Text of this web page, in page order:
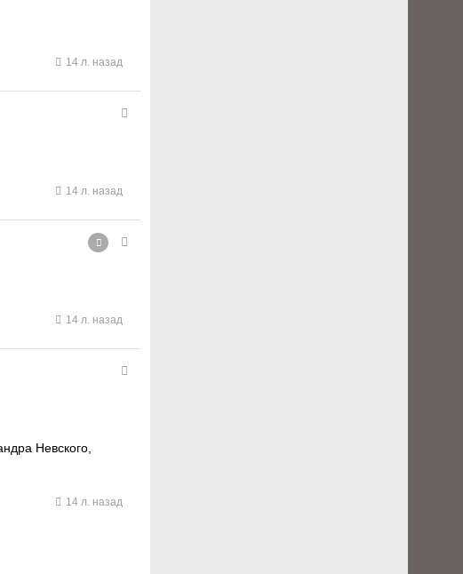
14 л. назад
14 л. назад
14 л. назад
Невского,
14 л. назад